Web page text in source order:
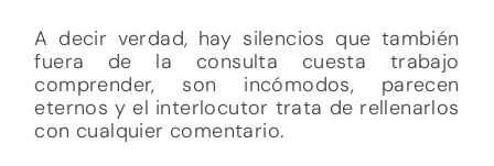
A decir verdad, hay silencios que también
fuera de la consulta cuesta trabajo
comprender, son incómodos, parecen
eternos y el interlocutor trata de rellenarlos
con cualquier comentario.